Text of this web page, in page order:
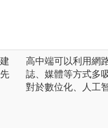
高中端可以利用網
誌、媒體等方式多
對於數位化、人工